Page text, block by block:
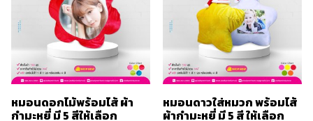
หมอนดอกไม้พร้อมไส้ ผ้า
กำมะหยี่ มี 5 สีให้เลือก
หมอนดาวใส่หมวก พร้อมไส้
ผ้ากำมะหยี่ มี 5 สี ให้เลือก